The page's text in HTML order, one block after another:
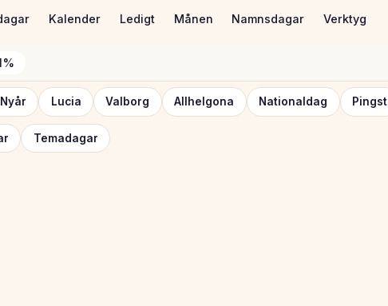
Kalender Ledigt Månen Namnsdagar Verktyg
Lucia Valborg Allhelgona Nationaldag Pingst
Temadagar